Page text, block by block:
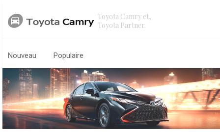
Toyota Camry et,
Toyota Partner.
Nouveau Populaire